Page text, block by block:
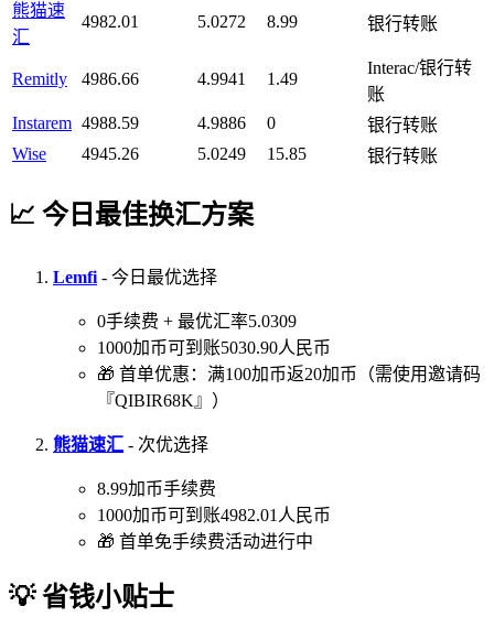
熊猫速
汇
4982.01 5.0272 8.99 银行转账
Remitly 4986.66 4.9941 1.49
Interac/银行转
账
Instarem 4988.59 4.9886 0
银行转账
Wise
4945.26 5.0249 15.85 银行转账
📈 今日最佳换汇方案
Lemfi - 今日最优选择
0手续费 + 最优汇率5.0309
1000加币可到账5030.90人民币
🎁 首单优惠：满100加币返20加币（需使用邀请码
『QIBIR68K』）
熊猫速汇 - 次优选择
8.99加币手续费
1000加币可到账4982.01人民币
🎁 首单免手续费活动进行中
💡 省钱小贴士